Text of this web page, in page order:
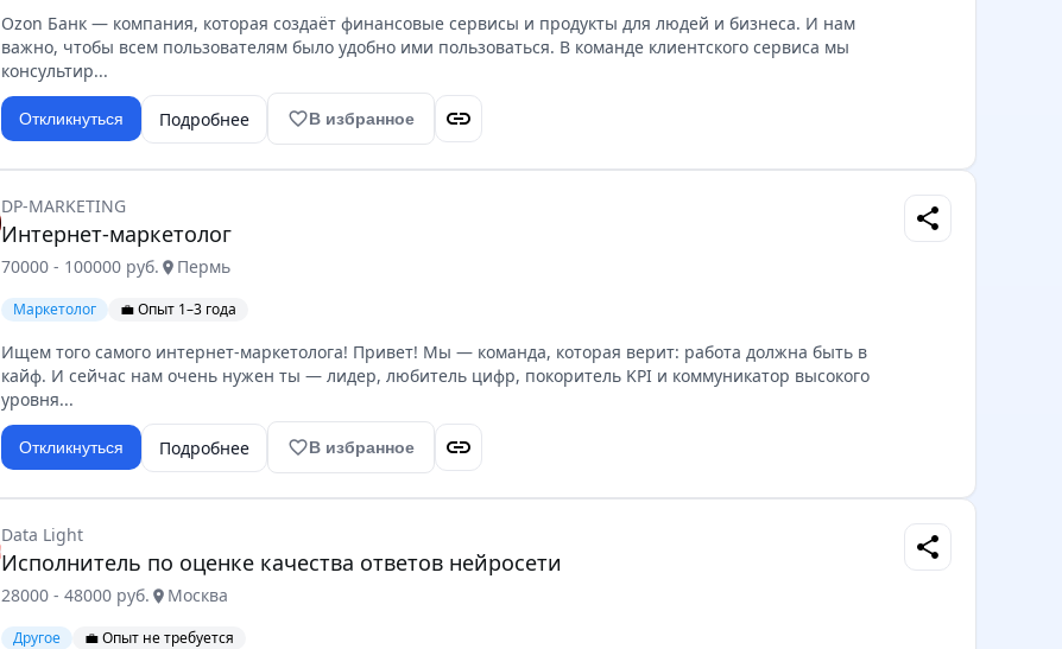
Ozon Банк — компания, которая создаёт финансовые сервисы и продукты для людей и бизнеса. И нам
важно, чтобы всем пользователям было удобно ими пользоваться. В команде клиентского сервиса мы
консультир...
Откликнуться Подробнее favorite_borderВ избранное link
DP-MARKETING
Интернет-маркетолог
70000 - 100000 руб. location_on Пермь
Маркетолог 💼 Опыт 1–3 года
Ищем того самого интернет-маркетолога! Привет! Мы — команда, которая верит: работа должна быть в
кайф. И сейчас нам очень нужен ты — лидер, любитель цифр, покоритель KPI и коммуникатор высокого
уровня...
Откликнуться Подробнее favorite_borderВ избранное link
share
Data Light
Исполнитель по оценке качества ответов нейросети
28000 - 48000 руб. location_on Москва
Другое 💼 Опыт не требуется
share